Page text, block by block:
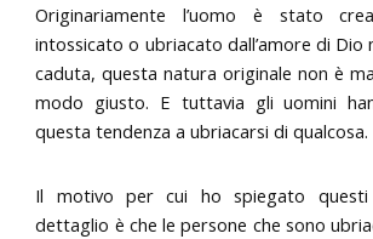
Originariamente l’uomo è stato
intossicato o ubriacato dall’amore di Dio
caduta, questa natura originale non è
modo giusto. E tuttavia gli uomini
questa tendenza a ubriacarsi di qualcosa.
Il motivo per cui ho spiegato
dettaglio è che le persone che sono